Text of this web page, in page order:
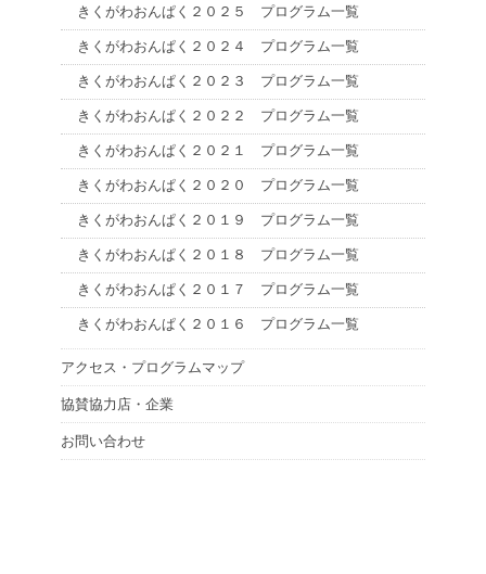
きくがわおんぱく２０２５ プログラム一覧
きくがわおんぱく２０２４ プログラム一覧
きくがわおんぱく２０２３ プログラム一覧
きくがわおんぱく２０２２ プログラム一覧
きくがわおんぱく２０２１ プログラム一覧
きくがわおんぱく２０２０ プログラム一覧
きくがわおんぱく２０１９ プログラム一覧
きくがわおんぱく２０１８ プログラム一覧
きくがわおんぱく２０１７ プログラム一覧
きくがわおんぱく２０１６ プログラム一覧
アクセス・プログラムマップ
協賛協力店・企業
お問い合わせ